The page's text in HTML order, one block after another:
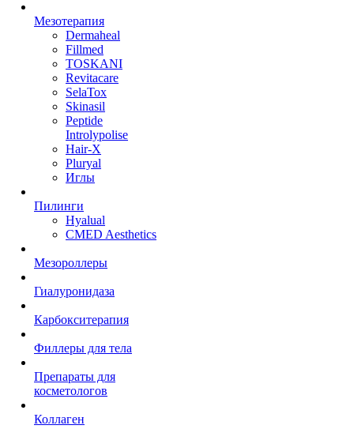
Мезотерапия
Dermaheal
Fillmed
TOSKANI
Revitacare
SelaTox
Skinasil
Peptide
Introlypolise
Hair-X
Pluryal
Иглы
Пилинги
Hyalual
CMED Aesthetics
Мезороллеры
Гиалуронидаза
Карбокситерапия
Филлеры для тела
Препараты для
косметологов
Коллаген